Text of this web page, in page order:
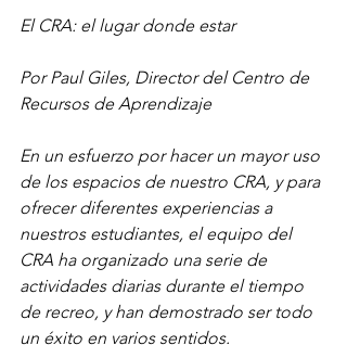
El CRA: el lugar donde estar
Por Paul Giles, Director del Centro de
Recursos de Aprendizaje
En un esfuerzo por hacer un mayor uso
de los espacios de nuestro CRA, y para
ofrecer diferentes experiencias a
nuestros estudiantes, el equipo del
CRA ha organizado una serie de
actividades diarias durante el tiempo
de recreo, y han demostrado ser todo
un éxito en varios sentidos.